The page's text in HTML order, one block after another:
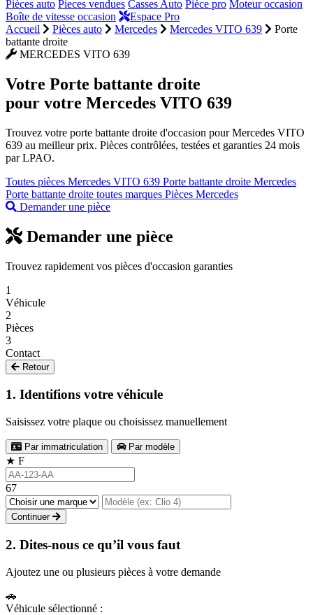
Pièces auto Pieces vendues Casses Auto Pièce pro Moteur occasion
Boîte de vitesse occasion
Espace Pro
Accueil
Pièces auto Mercedes Mercedes VITO 639
Porte
battante droite
MERCEDES VITO 639
Votre Porte battante droite
pour votre Mercedes VITO 639
Trouvez votre porte battante droite d'occasion pour Mercedes VITO
639 au meilleur prix. Pièces contrôlées, testées et garanties 24 mois
par LPAO.
Toutes pièces Mercedes VITO 639 Porte battante droite Mercedes
Porte battante droite toutes marques Pièces Mercedes
Demander une pièce
Demander une pièce
Trouvez rapidement vos pièces d'occasion garanties
1
Véhicule
2
Pièces
3
Contact
Retour
1. Identifions votre véhicule
Saisissez votre plaque ou choisissez manuellement
Par immatriculation Par modèle
★ F
67
Continuer
2. Dites-nous ce qu’il vous faut
Ajoutez une ou plusieurs pièces à votre demande
🚗
Véhicule sélectionné :